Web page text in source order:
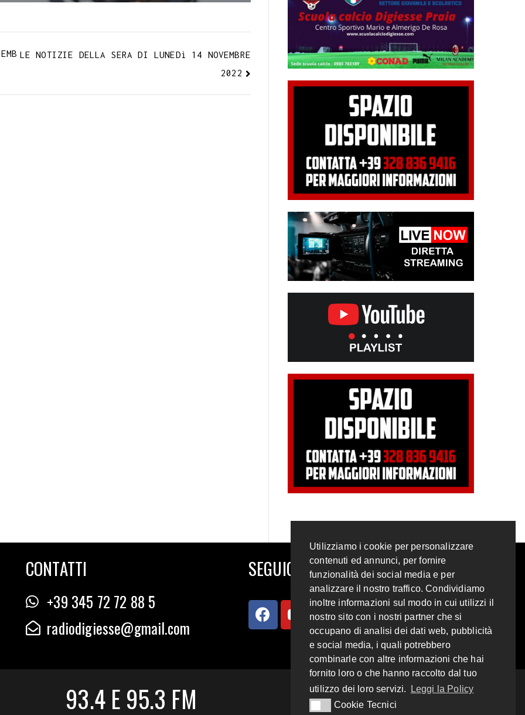
LE NOTIZIE DELLA SERA DI LUNEDì 14 NOVEMBRE
2022
CONTATTI
+39 345 72 72 88 5
radiodigiesse@gmail.com
SEGUICI SUI SOCIAL
93.4 E 95.3 FM
Utilizziamo i cookie per personalizzare
contenuti ed annunci, per fornire
funzionalità dei social media e per
analizzare il nostro traffico. Condividiamo
inoltre informazioni sul modo in cui utilizzi il
nostro sito con i nostri partner che si
occupano di analisi dei dati web, pubblicità
e social media, i quali potrebbero
combinarle con altre informazioni che hai
fornito loro o che hanno raccolto dal tuo
utilizzo dei loro servizi.
Leggi la Policy
Cookie Tecnici
Cookie Tecnici